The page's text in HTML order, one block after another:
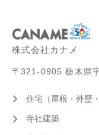
株式会社カナメ
〒321-0905 栃木県
住宅（屋根・外壁
寺社建築